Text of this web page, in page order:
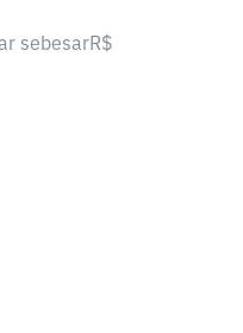
sebesarR$